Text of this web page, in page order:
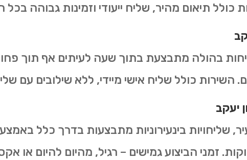
כולל תיאום מהיר, שליח ייעודי וזמינות גבוהה בכל
בהולה מתבצעת בתוך שעה לעיתים אף תוך
השירות כולל שליח אישי מיידי, ללא שילובים עם
יעקב
שליחויות בינעירוניות מתבצעות בדרך כלל
זמני הביצוע גמישים – רגיל, מהיום להיום או